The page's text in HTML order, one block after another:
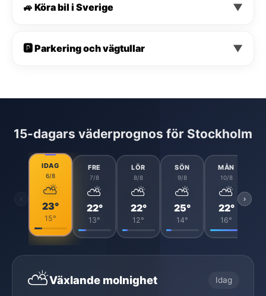
🚙 Köra bil i Sverige ▼
🅿️ Parkering och vägtullar ▼
15-dagars väderprognos för Stockholm
‹
IDAG
6/8
⛅
23°
15°
FRE
7/8
⛅
22°
13°
LÖR
8/8
⛅
22°
12°
SÖN
9/8
⛅
25°
14°
MÅN
10/8
⛅
22°
16°
›
⛅Växlande molnighet Idag